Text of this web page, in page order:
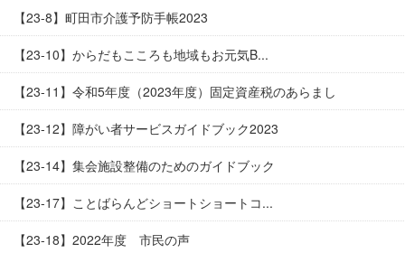
【23-8】町田市介護予防手帳2023
【23-10】からだもこころも地域もお元気B...
【23-11】令和5年度（2023年度）固定資産税のあらまし
【23-12】障がい者サービスガイドブック2023
【23-14】集会施設整備のためのガイドブック
【23-17】ことばらんどショートショートコ...
【23-18】2022年度 市民の声